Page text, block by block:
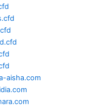
aisha.com